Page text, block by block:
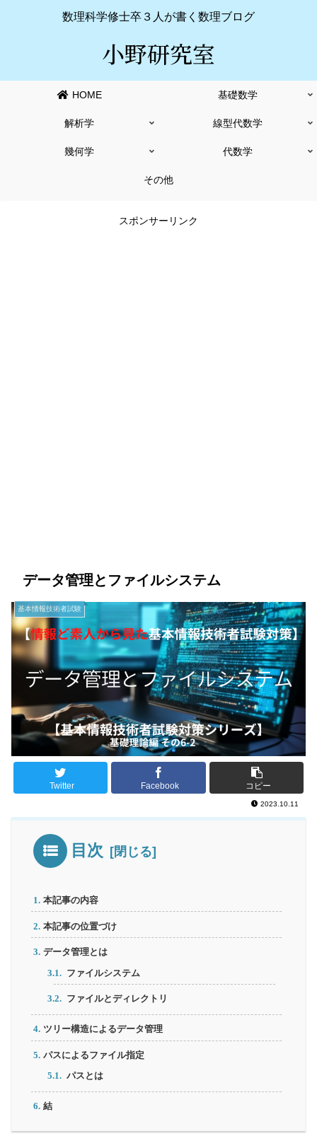
数理科学修士卒３人が書く数理ブログ
小野研究室
HOME 基礎数学
解析学 線型代数学
幾何学 代数学
その他
スポンサーリンク
データ管理とファイルシステム
基本情報技術者試験
Twitter Facebook コピー
2023.10.11
目次
本記事の内容
本記事の位置づけ
データ管理とは
ファイルシステム
ファイルとディレクトリ
ツリー構造によるデータ管理
パスによるファイル指定
パスとは
結